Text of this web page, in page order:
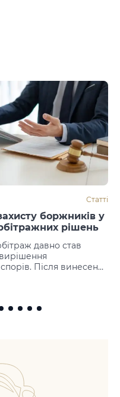
Статті
боржників у
рішень
давно став
Після винесення
виникають
іноземних